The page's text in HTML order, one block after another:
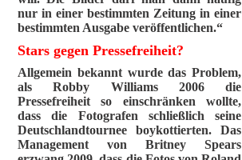
nur in einer bestimmten Zeitung in einer
bestimmten Ausgabe veröffentlichen.“
Stars gegen Pressefreiheit?
Allgemein bekannt wurde das Problem,
als Robby Williams 2006 die
Pressefreiheit so einschränken wollte,
dass die Fotografen schließlich seine
Deutschlandtournee boykottierten. Das
Management von Britney Spears